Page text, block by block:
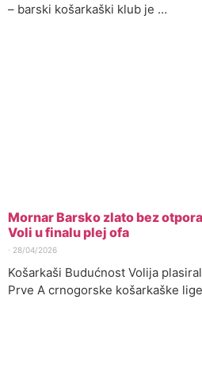
– barski košarkaški klub je …
Mornar Barsko zlato bez
Voli u finalu plej ofa
⋅ 28/04/2026
Košarkaši Budućnost Volija
Prve A crnogorske košarkaške